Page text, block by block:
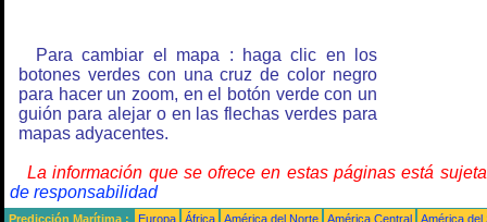
Para cambiar el mapa : haga clic en los
botones verdes con una cruz de color negro
para hacer un zoom, en el botón verde con un
guión para alejar o en las flechas verdes para
mapas adyacentes.
La información que se ofrece en estas páginas está
de responsabilidad
Predicción Marítima : Europa África América del Norte América Central
América del